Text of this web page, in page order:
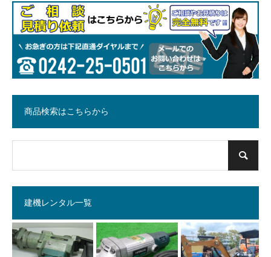
商品検索はこちらから
建機レンタル一覧